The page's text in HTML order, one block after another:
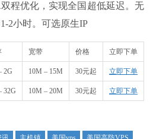
程优化，实现全国超低延迟。无
2小时。可选原生IP
宽带 价格 立即下单
2G 10M – 15M 30元起 立即下单
32G 10M – 20M 30元起 立即下单